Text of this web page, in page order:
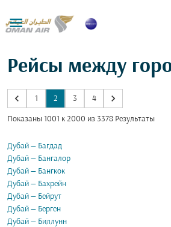

Рейсы между
keyboard_arrow_left 1 2 3 4 keyboard_arrow_right
Показаны 1001 к 2000 из 3378 Результаты
Дубай — Багдад
Дубай — Бангалор
Дубай — Бангкок
Дубай — Бахрейн
Дубай — Бейрут
Дубай — Берген
Дубай — Биллунн